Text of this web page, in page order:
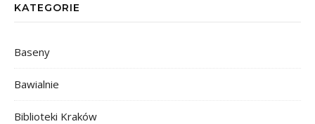
KATEGORIE
Baseny
Bawialnie
Biblioteki Kraków